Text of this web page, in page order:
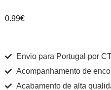
0.99€
Envio para Portugal por
Acompanhamento de
Acabamento de alta